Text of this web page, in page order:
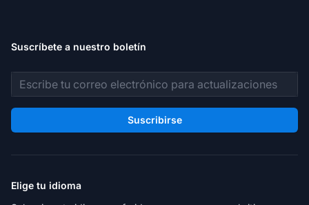
Suscríbete a nuestro boletín
Dirección de correo electrónico
Suscribirse
Elige tu idioma